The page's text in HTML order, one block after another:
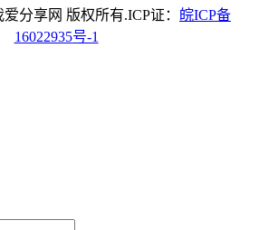
分享网 版权所有.ICP证： 皖ICP备
16022935号-1